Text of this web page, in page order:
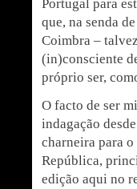
Portugal para
que, na senda
Coimbra –
(in)consciente
próprio ser,
O facto de ser
indagação
charneira para
República,
edição aqui no